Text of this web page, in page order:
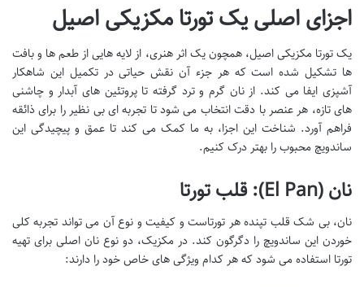
اجزای اصلی یک تورتا مکزیکی اصیل
یک تورتا مکزیکی اصیل، همچون یک اثر هنری، از لایه هایی از طعم ها و بافت
ها تشکیل شده است که هر جزء آن نقش حیاتی در تکمیل این شاهکار
آشپزی ایفا می کند. از نان گرم و ترد گرفته تا پروتئین های آبدار و چاشنی
های تازه، هر عنصر با دقت انتخاب می شود تا تجربه ای بی نظیر را برای ذائقه
فراهم آورد. شناخت این اجزا، به ما کمک می کند تا عمق و پیچیدگی این
ساندویچ محبوب را بهتر درک کنیم.
نان (El Pan): قلب تورتا
نان، بی شک قلب تپنده هر تورتاست و کیفیت و نوع آن می تواند تجربه کلی
خوردن این ساندویچ را دگرگون کند. در مکزیک، دو نوع نان اصلی برای تهیه
تورتا استفاده می شود که هر کدام ویژگی های خاص خود را دارند: